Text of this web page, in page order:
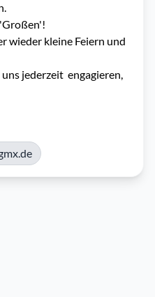
wieder kleine Feiern und
jederzeit  engagieren,